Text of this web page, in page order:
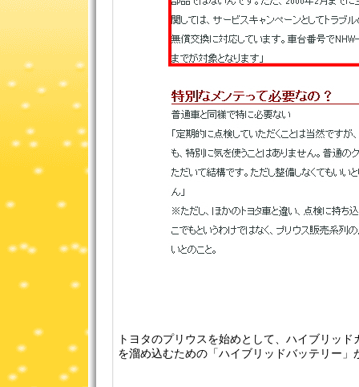
トヨタのプリウスを始めとして、ハイブリッ
を溜め込むための「ハイブリッドバッテリー」